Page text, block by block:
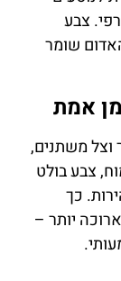
צבע
שומר
אמת
וצל משתנים,
צבע בולט
כך
יותר –